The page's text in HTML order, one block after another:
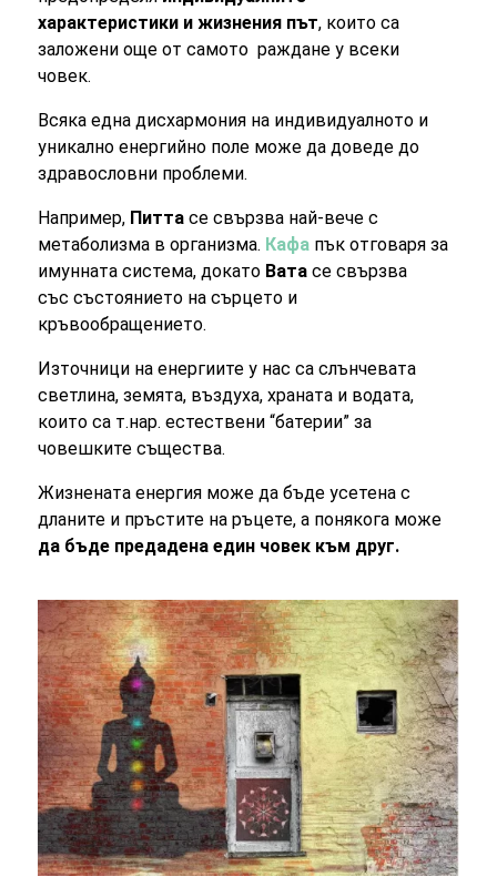
характеристики и жизнения път, които са
заложени още от самото раждане у всеки
човек.
Всяка една дисхармония на индивидуалното и
уникално енергийно поле може да доведе до
здравословни проблеми.
Например, Питта се свързва най-вече с
метаболизма в организма. Кафа пък отговаря за
имунната система, докато Вата се свързва
със състоянието на сърцето и
кръвообращението.
Източници на енергиите у нас са слънчевата
светлина, земята, въздуха, храната и водата,
които са т.нар. естествени “батерии” за
човешките същества.
Жизнената енергия може да бъде усетена с
дланите и пръстите на ръцете, а понякога може
да бъде предадена един човек към друг.